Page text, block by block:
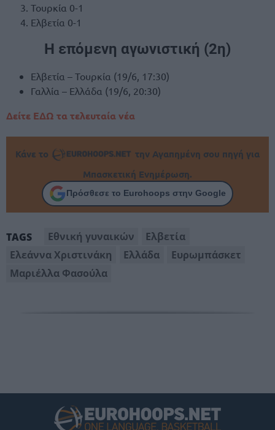
Τουρκία 0-1
Ελβετία 0-1
Η επόμενη αγωνιστική (2η)
Ελβετία – Τουρκία (19/6, 17:30)
Γαλλία – Ελλάδα (19/6, 20:30)
Δείτε ΕΔΩ τα τελευταία νέα
Κάνε το
την Αγαπημένη σου πηγή για
Μπασκετική Ενημέρωση.
Πρόσθεσε το Eurohoops στην Google
TAGS Εθνική γυναικών
Ελβετία
Ελεάννα Χριστινάκη
Ελλάδα
Ευρωμπάσκετ
Μαριέλλα Φασούλα